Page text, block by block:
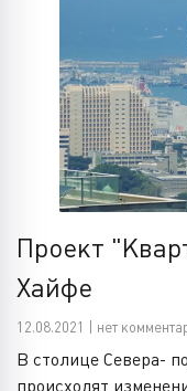
Проект
Хайфе
12.08.2021 | нет
В столице Севера-
происходят